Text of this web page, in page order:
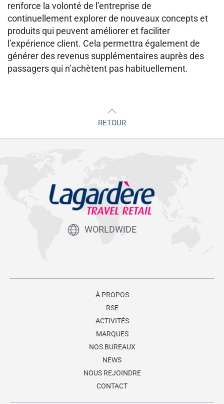
renforce la volonté de l’entreprise de
continuellement explorer de nouveaux concepts et
produits qui peuvent améliorer et faciliter
l’expérience client. Cela permettra également de
générer des revenus supplémentaires auprès des
passagers qui n’achètent pas habituellement.
RETOUR
WORLDWIDE
À PROPOS
RSE
ACTIVITÉS
MARQUES
NOS BUREAUX
NEWS
NOUS REJOINDRE
CONTACT